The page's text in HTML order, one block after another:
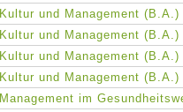
Kultur und Management (B.A.)
Kultur und Management (B.A.)
Kultur und Management (B.A.)
Kultur und Management (B.A.)
Management im